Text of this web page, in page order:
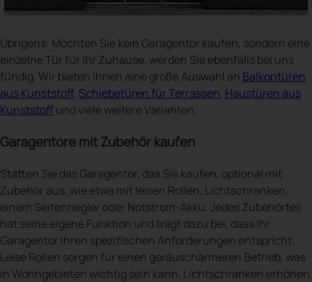
Übrigens: Möchten Sie kein Garagentor kaufen, sondern eine
einzelne Tür für Ihr Zuhause, werden Sie ebenfalls bei uns
fündig. Wir bieten Ihnen eine große Auswahl an Balkontüren
aus Kunststoff, Schiebetüren für Terrassen, Haustüren aus
Kunststoff und viele weitere Varianten.
Garagentore mit Zubehör kaufen
Statten Sie das Garagentor, das Sie kaufen, optional mit
Zubehör aus, wie etwa mit leisen Rollen, Lichtschranken,
einem Seitenriegler oder Notstrom-Akku. Jedes Zubehörteil
hat seine eigene Funktion und trägt dazu bei, dass Ihr
Garagentor Ihren spezifischen Anforderungen entspricht.
Leise Rollen sorgen für einen geräuschärmeren Betrieb, was
in Wohngebieten wichtig sein kann. Lichtschranken erhöhen